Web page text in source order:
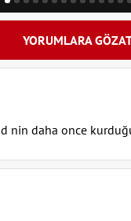
YORUMLARA
nin daha once